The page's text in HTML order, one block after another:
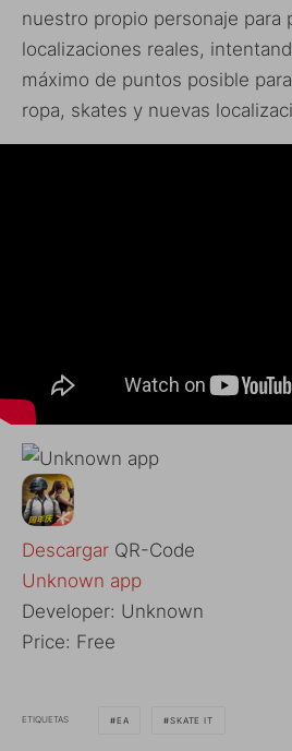
nuestro propio personaje para
localizaciones reales,
máximo de puntos posible
ropa, skates y nuevas
Descargar QR-Code
Unknown app
Developer: Unknown
Price: Free
ETIQUETAS EA SKATE IT